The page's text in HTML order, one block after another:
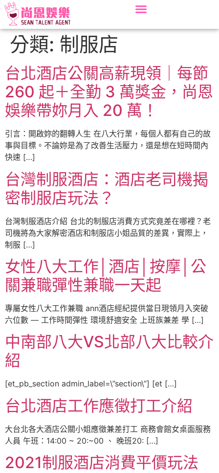
分類: 制服店
台北酒店公關高薪現領｜每節
260 起＋全勤 3 萬獎金，尚恩
娛樂帶妳月入 20 萬！
引言：開啟妳的翻轉人生 在八大行業，每個人都有自己的故
事與目標。不論妳是為了改善生活壓力，還是想在短時間內
快速 […]
台灣制服酒店：酒店老司機揭
密制服店玩法？
台灣制服酒店介紹 台北的制服店消費方式究竟差在哪裡？老
司機將為大家解密酒店和制服店小姐品質的差異，實際上，
制服 […]
女性八大工作│酒店│按摩│公
關兼職彈性兼職一天起
專屬女性八大工作兼職 ann酒店經紀提供當日現領月入突破
六位數 — 工作時間彈性 環境舒適安全 上班族兼差 學 […]
中南部八大VS北部八大比較介
紹
[et_pb_section admin_label=\”section\”] [et […]
台北酒店工作應徵打工介紹
大台北各大酒店公關小姐應徵兼差打工 商務會館女桌面服務
人員 午班：14:00 ~ 20:~00 、 晚班20: […]
2021制服酒店消費平價玩法